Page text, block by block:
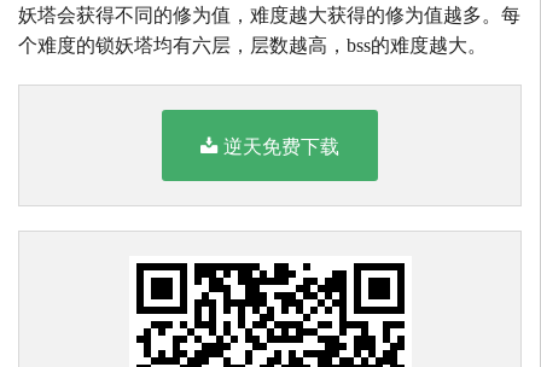
妖塔会获得不同的修为值，难度越大获得的修为值越多。每
个难度的锁妖塔均有六层，层数越高，bss的难度越大。
逆天免费下载